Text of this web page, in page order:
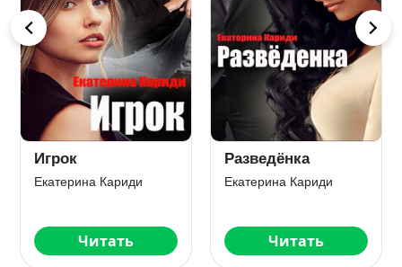
Кариди
Читать
Невеста сына
Екатерина Кариди
Читать